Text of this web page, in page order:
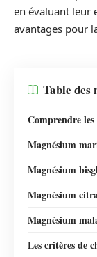
en évaluant leur
avantages pour
Table des
Comprendre
Magnésium
Magnésium
Magnésium
Magnésium
Les critères de